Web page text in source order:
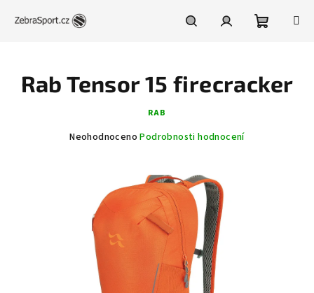
košík
Rab Tensor 15 firecracker
RAB
Průměrné
hvězdiček.
Neohodnoceno Podrobnosti hodnocení